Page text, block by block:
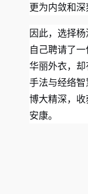
更为内敛和深
因此，选择
自己聘请了
华丽外衣，却
手法与经络
博大精深，
安康。